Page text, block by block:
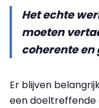
Het echte
moeten
coherente en
Er blijven
een doeltreffende